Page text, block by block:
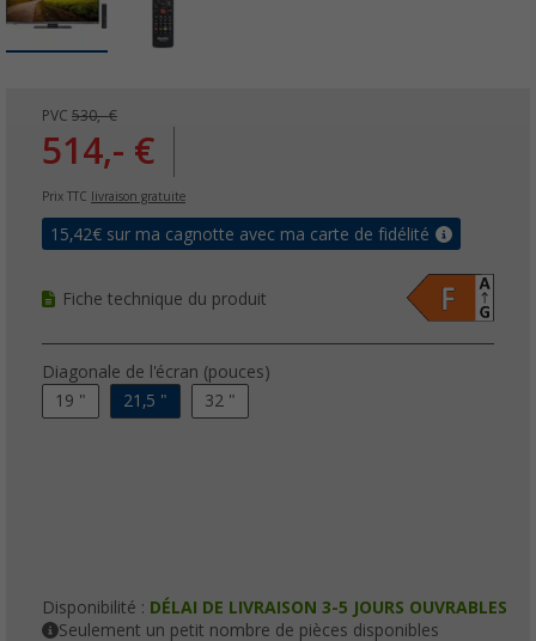
PVC 530,- €
514,- €
Prix TTC livraison gratuite
15,42€ sur ma cagnotte avec ma carte de fidélité
Fiche technique du produit
Diagonale de l'écran (pouces)
19 "
21,5 " 32 "
Disponibilité : DÉLAI DE LIVRAISON 3-5 JOURS OUVRABLES
Seulement un petit nombre de pièces disponibles